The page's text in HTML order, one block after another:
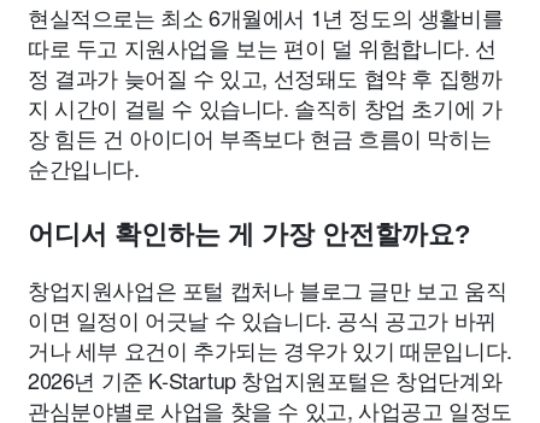
현실적으로는 최소 6개월에서 1년 정도의 생활비를
따로 두고 지원사업을 보는 편이 덜 위험합니다. 선
정 결과가 늦어질 수 있고, 선정돼도 협약 후 집행까
지 시간이 걸릴 수 있습니다. 솔직히 창업 초기에 가
장 힘든 건 아이디어 부족보다 현금 흐름이 막히는
순간입니다.
어디서 확인하는 게 가장 안전할까요?
창업지원사업은 포털 캡처나 블로그 글만 보고 움직
이면 일정이 어긋날 수 있습니다. 공식 공고가 바뀌
거나 세부 요건이 추가되는 경우가 있기 때문입니다.
2026년 기준 K-Startup 창업지원포털은 창업단계와
관심분야별로 사업을 찾을 수 있고, 사업공고 일정도